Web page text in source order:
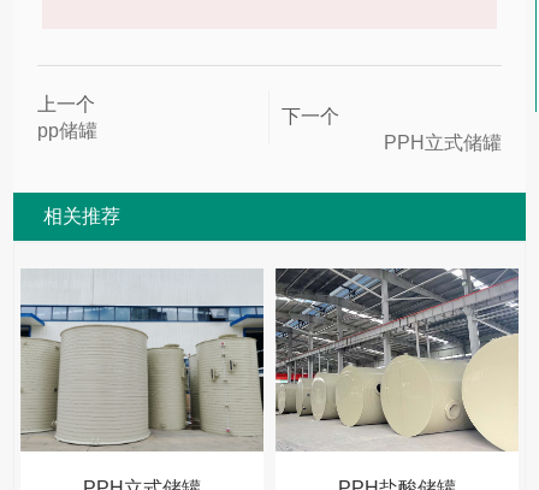
上一个
pp储罐
下一个
PPH立式储罐
相关推荐